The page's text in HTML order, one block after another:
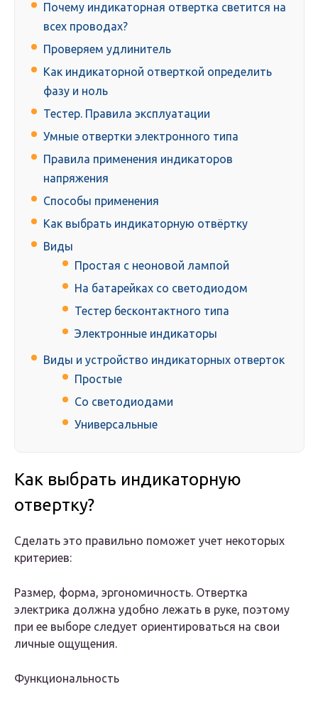
Почему индикаторная отвертка светится на
всех проводах?
Проверяем удлинитель
Как индикаторной отверткой определить
фазу и ноль
Тестер. Правила эксплуатации
Умные отвертки электронного типа
Правила применения индикаторов
напряжения
Способы применения
Как выбрать индикаторную отвёртку
Виды
Простая с неоновой лампой
На батарейках со светодиодом
Тестер бесконтактного типа
Электронные индикаторы
Виды и устройство индикаторных отверток
Простые
Со светодиодами
Универсальные
Как выбрать индикаторную
отвертку?
Сделать это правильно поможет учет некоторых
критериев:
Размер, форма, эргономичность. Отвертка
электрика должна удобно лежать в руке, поэтому
при ее выборе следует ориентироваться на свои
личные ощущения.
Функциональность